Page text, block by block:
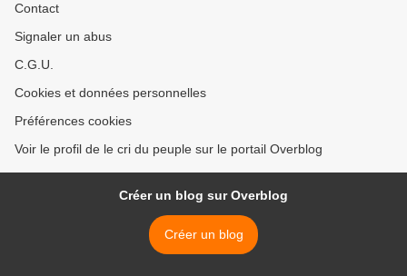
Contact
Signaler un abus
C.G.U.
Cookies et données personnelles
Préférences cookies
Voir le profil de le cri du peuple sur le portail Overblog
Créer un blog sur Overblog
Créer un blog